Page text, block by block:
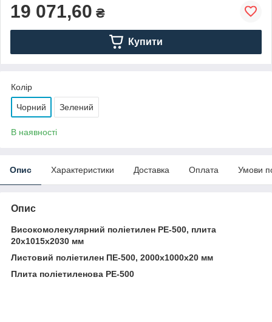
19 071,60 ₴
Купити
Колір
Чорний Зелений
В наявності
Опис Характеристики Доставка Оплата Умови
Опис
Високомолекулярний поліетилен PE-500, плита
20х1015х2030 мм
Листовий поліетилен ПЕ-500, 2000х1000х20 мм
Плита поліетиленова PE-500